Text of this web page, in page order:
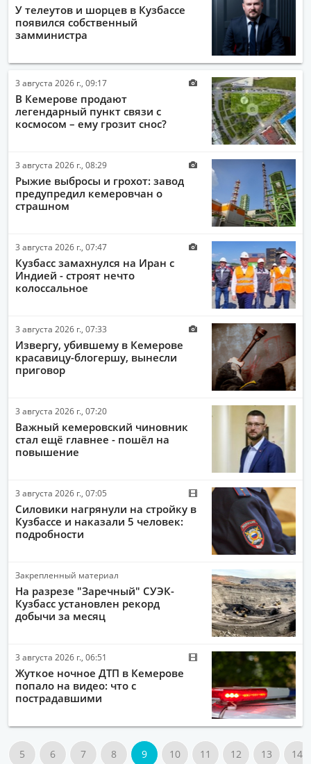
У телеутов и шорцев в Кузбассе
появился собственный
замминистра
3 августа 2026 г., 09:17
В Кемерове продают
легендарный пункт связи с
космосом – ему грозит снос?
3 августа 2026 г., 08:29
Рыжие выбросы и грохот: завод
предупредил кемеровчан о
страшном
3 августа 2026 г., 07:47
Кузбасс замахнулся на Иран с
Индией - строят нечто
колоссальное
3 августа 2026 г., 07:33
Извергу, убившему в Кемерове
красавицу-блогершу, вынесли
приговор
3 августа 2026 г., 07:20
Важный кемеровский чиновник
стал ещё главнее - пошёл на
повышение
3 августа 2026 г., 07:05
Силовики нагрянули на стройку в
Кузбассе и наказали 5 человек:
подробности
Закрепленный материал
На разрезе "Заречный" СУЭК-
Кузбасс установлен рекорд
добычи за месяц
3 августа 2026 г., 06:51
Жуткое ночное ДТП в Кемерове
попало на видео: что с
пострадавшими
5 6 7 8 9 10 11 12 13 14